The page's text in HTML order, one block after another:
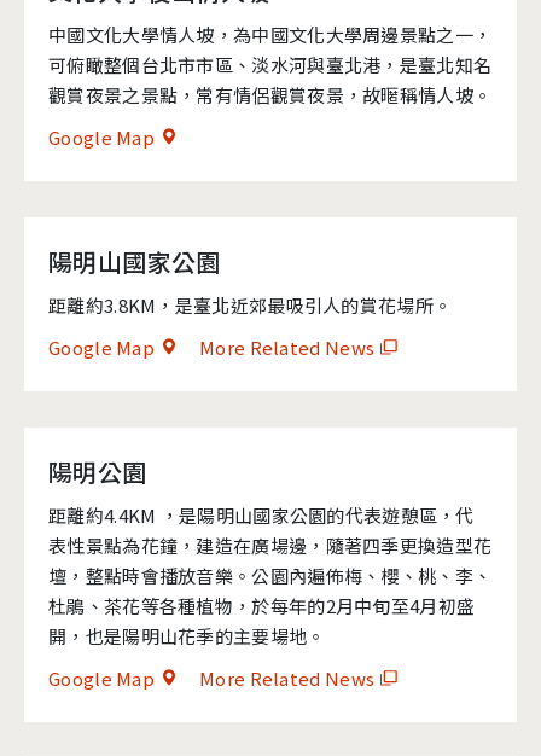
中國文化大學情人坡，為中國文化大學周邊景點之一，
可俯瞰整個台北市市區、淡水河與臺北港，是臺北知名
觀賞夜景之景點，常有情侶觀賞夜景，故暱稱情人坡。
Google Map
陽明山國家公園
距離約3.8KM，是臺北近郊最吸引人的賞花場所。
Google Map
More Related News
陽明公園
距離約4.4KM ，是陽明山國家公園的代表遊憩區，代
表性景點為花鐘，建造在廣場邊，隨著四季更換造型花
壇，整點時會播放音樂。公園內遍佈梅、櫻、桃、李、
杜鵑、茶花等各種植物，於每年的2月中旬至4月初盛
開，也是陽明山花季的主要場地。
Google Map
More Related News